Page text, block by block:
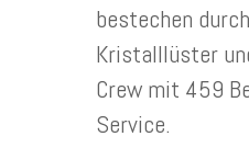
bestechen
Kristalllüster
Crew mit 459
Service.